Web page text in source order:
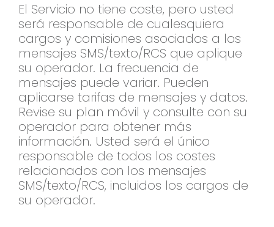
El Servicio no tiene coste, pero usted
será responsable de cualesquiera
cargos y comisiones asociados a los
mensajes SMS/texto/RCS que aplique
su operador. La frecuencia de
mensajes puede variar. Pueden
aplicarse tarifas de mensajes y datos.
Revise su plan móvil y consulte con su
operador para obtener más
información. Usted será el único
responsable de todos los costes
relacionados con los mensajes
SMS/texto/RCS, incluidos los cargos de
su operador.